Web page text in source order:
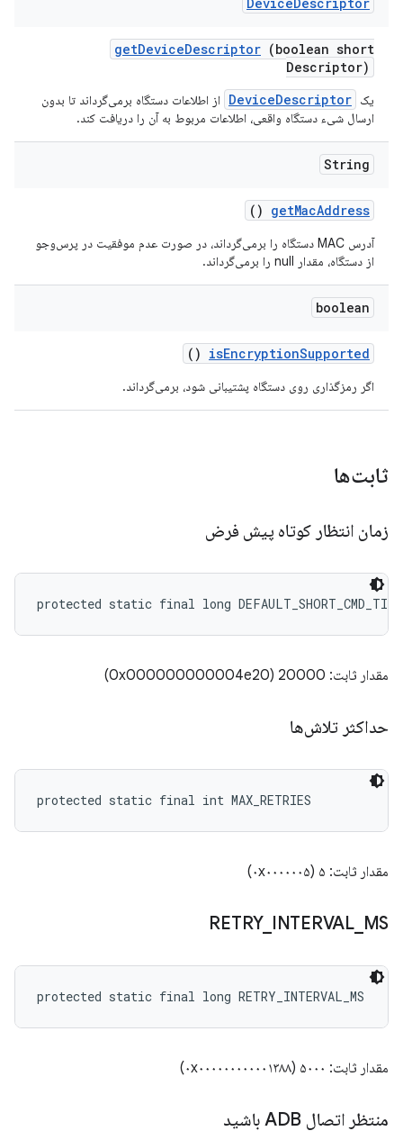
getDeviceDescriptor (boolean short
Descriptor)
یک DeviceDescriptor
از اطلاعات دستگاه برمی‌گرداند تا بدون
ارسال شیء دستگاه واقعی، اطلاعات مربوط به آن را دریافت کند.
String
getMacAddress
()
آدرس MAC دستگاه را برمی‌گرداند، در صورت عدم موفقیت در پرس‌وجو
از دستگاه، مقدار null را برمی‌گرداند.
boolean
isEncryptionSupported
()
اگر رمزگذاری روی دستگاه پشتیبانی شود، برمی‌گرداند.
ثابت‌ها
زمان انتظار کوتاه پیش فرض
protected static final long
مقدار ثابت: 20000 (0x000000000004e20)
حداکثر تلاش‌ها
protected static final int MAX_RETRIES
مقدار ثابت: ۵ (۰x۰۰۰۰۰۰۵)
RETRY_ INTERVAL_ MS
protected static final long RETRY_INTERVAL_MS
مقدار ثابت: ۵۰۰۰ (۰x۰۰۰۰۰۰۰۰۰۰۰۱۳۸۸)
منتظر اتصال ADB باشید